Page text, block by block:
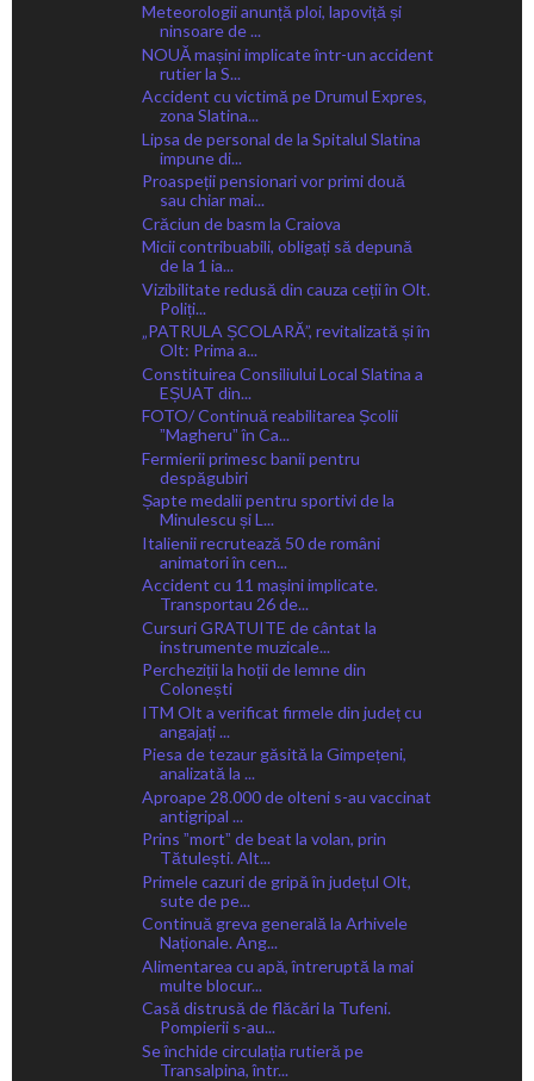
Meteorologii anunță ploi, lapoviță și
ninsoare de ...
NOUĂ mașini implicate într-un accident
rutier la S...
Accident cu victimă pe Drumul Expres,
zona Slatina...
Lipsa de personal de la Spitalul Slatina
impune di...
Proaspeții pensionari vor primi două
sau chiar mai...
Crăciun de basm la Craiova
Micii contribuabili, obligați să depună
de la 1 ia...
Vizibilitate redusă din cauza ceții în Olt.
Poliți...
„PATRULA ȘCOLARĂ”, revitalizată și în
Olt: Prima a...
Constituirea Consiliului Local Slatina a
EȘUAT din...
FOTO/ Continuă reabilitarea Școlii
ˮMagheruˮ în Ca...
Fermierii primesc banii pentru
despăgubiri
Șapte medalii pentru sportivi de la
Minulescu și L...
Italienii recrutează 50 de români
animatori în cen...
Accident cu 11 mașini implicate.
Transportau 26 de...
Cursuri GRATUITE de cântat la
instrumente muzicale...
Percheziții la hoții de lemne din
Colonești
ITM Olt a verificat firmele din județ cu
angajați ...
Piesa de tezaur găsită la Gimpețeni,
analizată la ...
Aproape 28.000 de olteni s-au vaccinat
antigripal ...
Prins ˮmortˮ de beat la volan, prin
Tătulești. Alt...
Primele cazuri de gripă în județul Olt,
sute de pe...
Continuă greva generală la Arhivele
Naționale. Ang...
Alimentarea cu apă, întreruptă la mai
multe blocur...
Casă distrusă de flăcări la Tufeni.
Pompierii s-au...
Se închide circulația rutieră pe
Transalpina, într...